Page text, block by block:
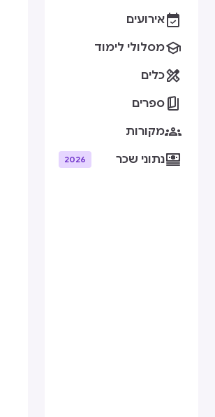
אירועים
מסלולי לימוד
כלים
 ספרים
מקורות
נתוני שכר 2026